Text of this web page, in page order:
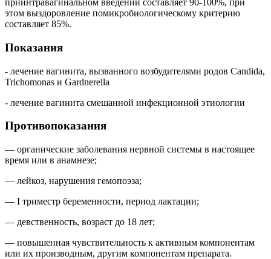
приинтравагинальном введении составляет 90-100%, при
этом выздоровление помикробиологическому критерию
составляет 85%.
Показания
- лечение вагинита, вызванного возбудителями родов Candida,
Trichomonas и Gardnerella
- лечение вагинита смешанной инфекционной этиологии
Противопоказания
— органические заболевания нервной системы в настоящее
время или в анамнезе;
— лейкоз, нарушения гемопоэза;
— I триместр беременности, период лактации;
— девственность, возраст до 18 лет;
— повышенная чувствительность к активным компонентам
или их производным, другим компонентам препарата.